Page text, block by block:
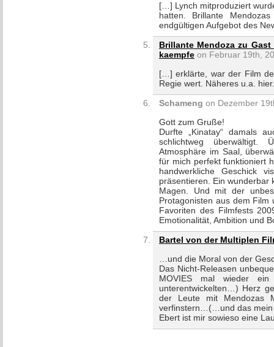
[…] Lynch mitproduziert
hatten. Brillante
endgültigen Aufgebot des
Brillante Mendoza zu
kaempfe on Februar 19th,
[…] erklärte, war der Film
Regie wert. Näheres u.a.
Schameng on Dezember
Gott zum Gruße!
Durfte „Kinatay“ damals
schlichtweg überwältigt.
Atmosphäre im Saal,
für mich perfekt funktioniert
handwerkliche Geschick
präsentieren. Ein wunderbar
Magen. Und mit der
Protagonisten aus dem Film
Favoriten des Filmfests
Emotionalität, Ambition und
Bartel von der Multiplen
…und die Moral von der
Das Nicht-Releasen
MOVIES mal wieder
unterentwickelten…) Herz
der Leute mit Mendozas
verfinstern…(…und das
Ebert ist mir sowieso eine